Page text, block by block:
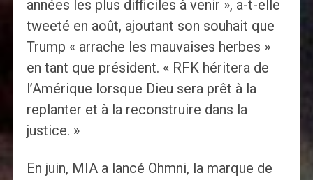
années les plus difficiles à venir », a-t-elle
tweeté en août, ajoutant son souhait que
Trump « arrache les mauvaises herbes »
en tant que président. « RFK héritera de
l’Amérique lorsque Dieu sera prêt à la
replanter et à la reconstruire dans la
justice. »
En juin, MIA a lancé Ohmni, la marque de